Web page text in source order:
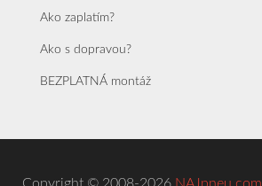
Ako zaplatím?
Ako s dopravou?
BEZPLATNÁ montáž